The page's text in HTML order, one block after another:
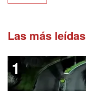
Las más leídas